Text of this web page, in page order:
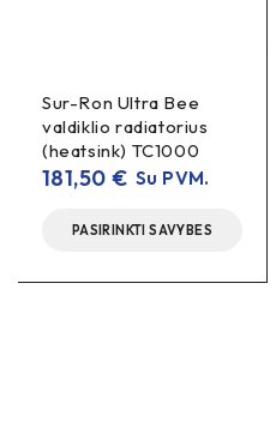
Sur-Ron Ultra Bee
valdiklio radiatorius
(heatsink) TC1000
181,50 € Su PVM.
PASIRINKTI SAVYBES